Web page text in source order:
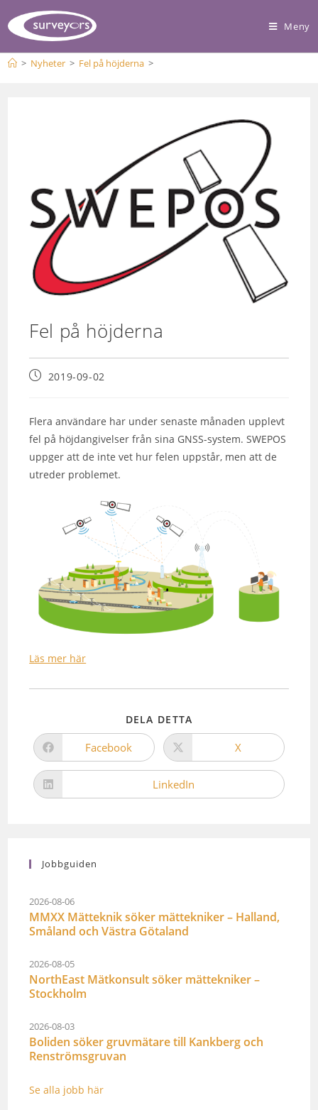
Meny
> Nyheter > Fel på höjderna >
Fel på höjderna
2019-09-02
Flera användare har under senaste månaden upplevt
fel på höjdangivelser från sina GNSS-system. SWEPOS
uppger att de inte vet hur felen uppstår, men att de
utreder problemet.
Läs mer här
DELA DETTA
Facebook X
LinkedIn
Jobbguiden
2026-08-06
MMXX Mätteknik söker mättekniker – Halland,
Småland och Västra Götaland
2026-08-05
NorthEast Mätkonsult söker mättekniker –
Stockholm
2026-08-03
Boliden söker gruvmätare till Kankberg och
Renströmsgruvan
Se alla jobb här